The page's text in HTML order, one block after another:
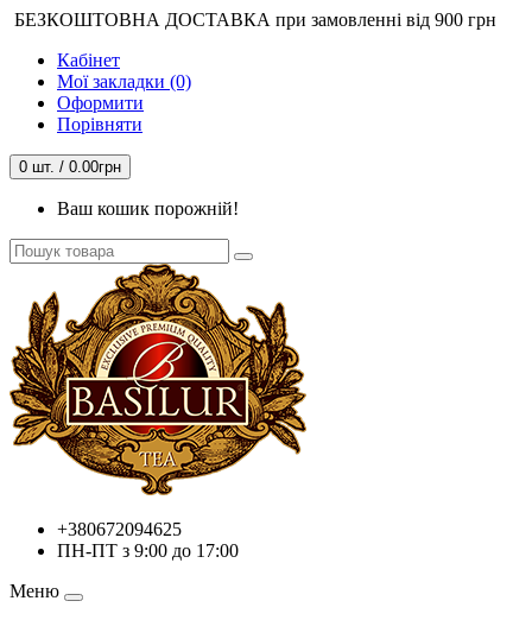
БЕЗКОШТОВНА ДОСТАВКА при замовленні від 900 грн
Кабінет
Мої закладки (0)
Оформити
Порівняти
0 шт. / 0.00грн
Ваш кошик порожній!
+380672094625
ПН-ПТ з 9:00 до 17:00
Меню